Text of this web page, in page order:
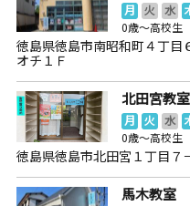
月 火 水
0歳～高校生
徳島県徳島市南昭和町４丁
オチ１Ｆ
北田宮教室
月 火 水
0歳～高校生
徳島県徳島市北田宮１丁目７
馬木教室